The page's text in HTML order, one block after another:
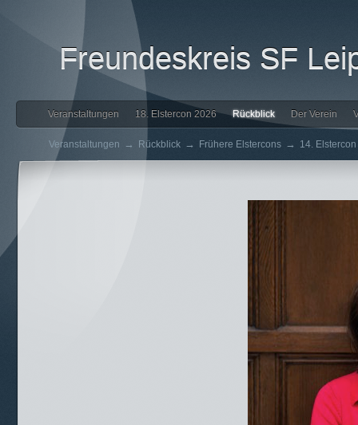
Freundeskreis SF
Veranstaltungen 18. Elstercon 2026 Rückblick Der Verein
Veranstaltungen → Rückblick → Frühere Elstercons → 14.